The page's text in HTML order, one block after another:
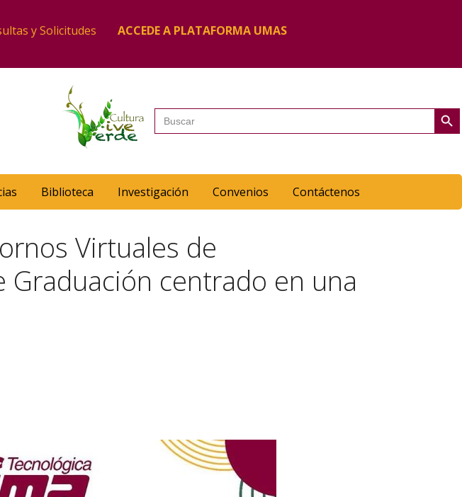
y Solicitudes ACCEDE A PLATAFORMA UMAS
Buscar: Botón de
Biblioteca Investigación Convenios Contáctenos
Virtuales de
centrado en una